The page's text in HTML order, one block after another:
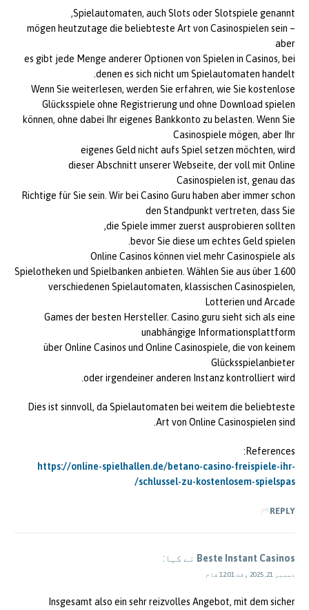
Spielautomaten, auch Slots oder Slotspiele genannt,
mögen heutzutage die beliebteste Art von Casinospielen sein –
aber
es gibt jede Menge anderer Optionen von Spielen in Casinos, bei
denen es sich nicht um Spielautomaten handelt.
Wenn Sie weiterlesen, werden Sie erfahren, wie Sie kostenlose
Glücksspiele ohne Registrierung und ohne Download spielen
können, ohne dabei Ihr eigenes Bankkonto zu belasten. Wenn Sie
Casinospiele mögen, aber Ihr
eigenes Geld nicht aufs Spiel setzen möchten, wird
dieser Abschnitt unserer Webseite, der voll mit Online
Casinospielen ist, genau das
Richtige für Sie sein. Wir bei Casino Guru haben aber immer schon
den Standpunkt vertreten, dass Sie
die Spiele immer zuerst ausprobieren sollten,
bevor Sie diese um echtes Geld spielen.
Online Casinos können viel mehr Casinospiele als
Spielotheken und Spielbanken anbieten. Wählen Sie aus über 1.600
verschiedenen Spielautomaten, klassischen Casinospielen,
Lotterien und Arcade
Games der besten Hersteller. Casino.guru sieht sich als eine
unabhängige Informationsplattform
über Online Casinos und Online Casinospiele, die von keinem
Glücksspielanbieter
oder irgendeiner anderen Instanz kontrolliert wird.
Dies ist sinnvoll, da Spielautomaten bei weitem die beliebteste
Art von Online Casinospielen sind.
References:
https://online-spielhallen.de/betano-casino-freispiele-ihr-
schlussel-zu-kostenlosem-spielspas/
REPLY
Beste Instant Casinos نے کہا:
دسمبر 21, 2025 وقت 12:01 شام
Insgesamt also ein sehr reizvolles Angebot, mit dem sicher